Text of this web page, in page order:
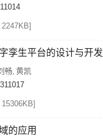
孪生平台的设计与开发
畅 黄凯
的应用